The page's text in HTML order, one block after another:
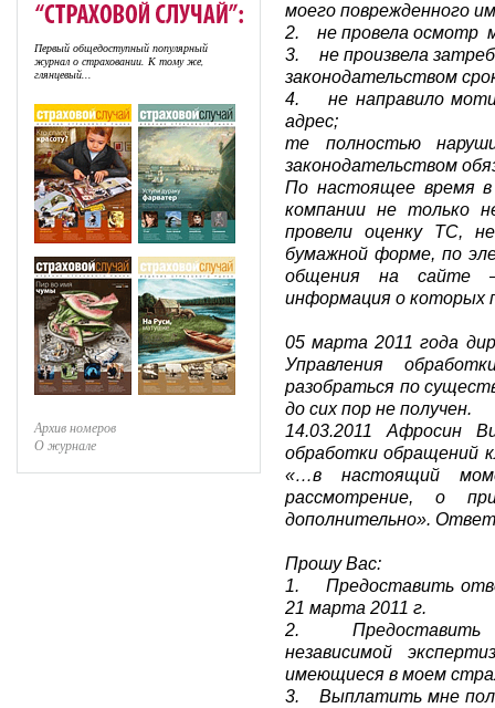
Первый общедоступный популярный
журнал о страховании. К тому же,
глянцевый...
Архив номеров
О журнале
моего поврежденного
2. не провела осмотр
3. не произвела
законодательством
4. не направило
адрес;
те полностью
законодательством
По настоящее время
компании не только
провели оценку ТС,
бумажной форме, по
общения на сайте
информация о которых
05 марта 2011 года
Управления
разобраться по
до сих пор не получен.
14.03.2011 Афросин
обработки обращений
«…в настоящий
рассмотрение, о
дополнительно».
Прошу Вас:
1. Предоставить
21 марта 2011 г.
2. Предоставить
независимой
имеющиеся в моем
3. Выплатить мне